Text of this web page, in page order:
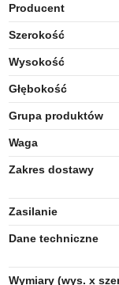
Producent
Szerokość
Wysokość
Głębokość
Grupa produktów
Waga
Zakres dostawy
Zasilanie
Dane techniczne
Wymiary (wys. x